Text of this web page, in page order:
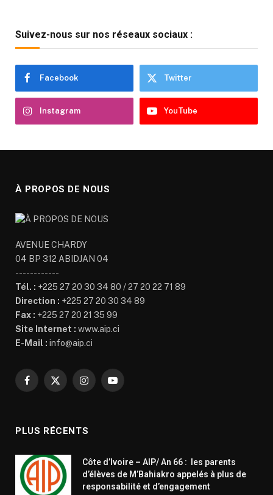
Suivez-nous sur nos réseaux sociaux :
Facebook Twitter
Instagram YouTube
À PROPOS DE NOUS
AVENUE CHARDY
04 BP 312 ABIDJAN 04
------------
Tél. : +225 27 20 30 34 80 / 27 20 22 71 89
Direction : +225 27 20 30 34 89
Fax : +225 27 20 21 35 99
Site Internet : www.aip.ci
E-Mail : info@aip.ci
Facebook
X
InstagramYouTube
PLUS RÉCENTS
Côte d’Ivoire – AIP/ An 66 : les parents
d’élèves de M’Bahiakro appelés à plus de
responsabilité et d’engagement